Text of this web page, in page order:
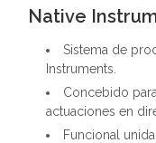
Native
Sistema de
Instruments.
Concebido
actuaciones en
Funcional